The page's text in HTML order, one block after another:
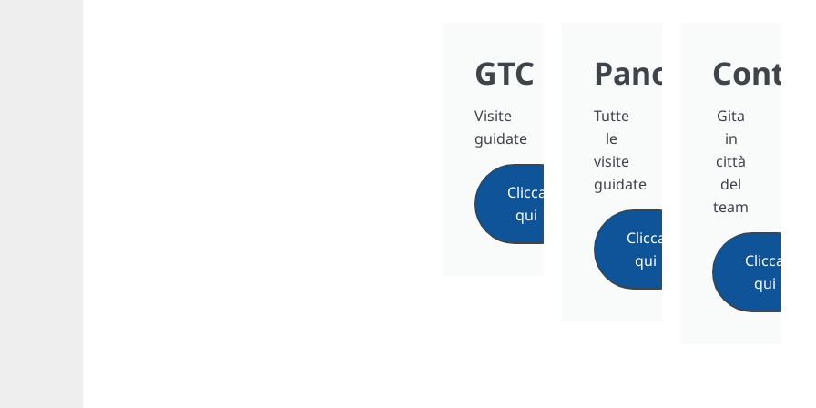
GTC
Visite
guidate
Clicca
qui
Panoramica
Tutte
le
visite
guidate
Clicca
qui
Gita
in
città
del
team
Clicca
qui